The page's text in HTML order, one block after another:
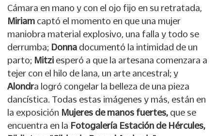
Cámara en mano y con el ojo fijo en su retratada,
Miriam captó el momento en que una mujer
maniobra material explosivo, una falla y todo se
derrumba; Donna documentó la intimidad de un
parto; Mitzi esperó a que la artesana comenzara a
tejer con el hilo de lana, un arte ancestral; y
Alondra logró congelar la belleza de una pieza
dancística. Todas estas imágenes y más, están en
la exposición Mujeres de manos fuertes, que se
encuentra en la Fotogalería Estación de Hércules,